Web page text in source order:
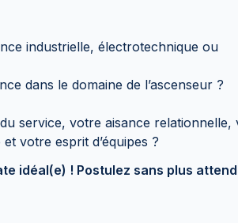
industrielle, électrotechnique ou
dans le domaine de l’ascenseur ?
service, votre aisance relationnelle,
votre esprit d’équipes ?
idéal(e) ! Postulez sans plus